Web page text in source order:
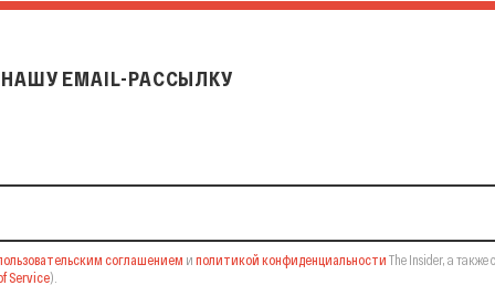
EMAIL-РАССЫЛКУ
соглашением и политикой конфиденциальности The Insider, а также
Service).